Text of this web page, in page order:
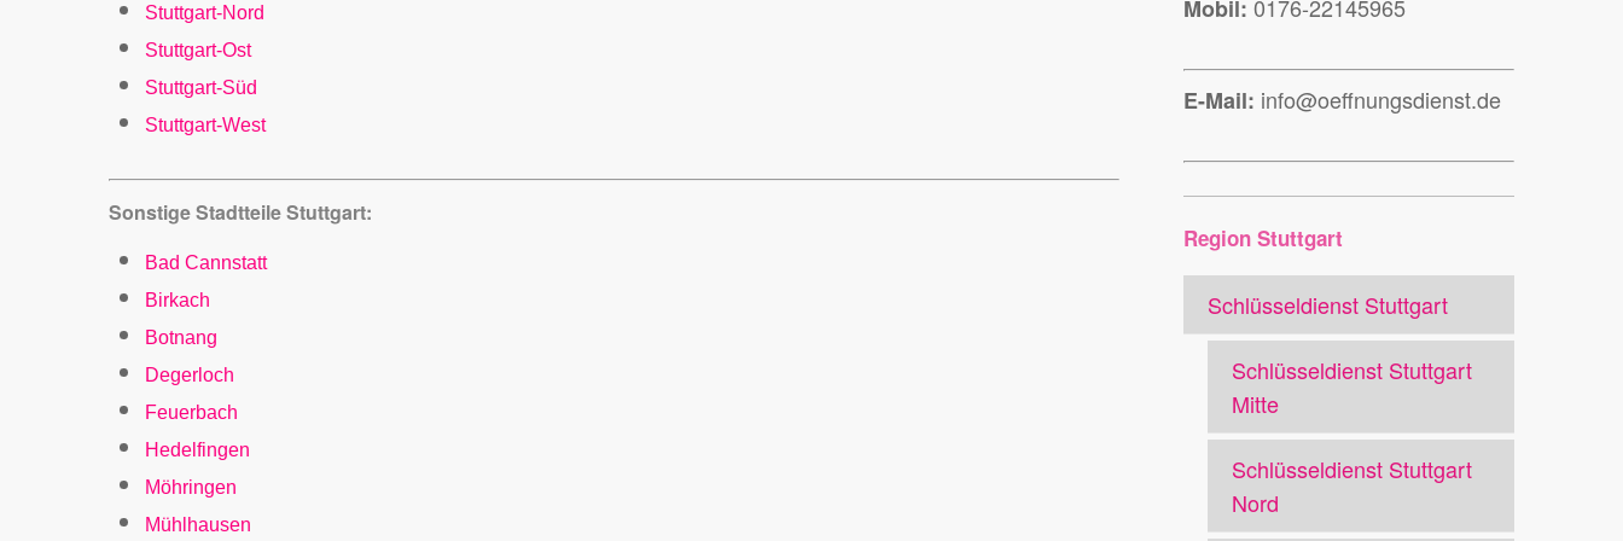
Stuttgart-Nord
Stuttgart-Ost
Stuttgart-Süd
Stuttgart-West
Sonstige Stadtteile Stuttgart:
BadCannstatt
Birkach
Botnang
Degerloch
Feuerbach
Hedelfingen
Möhringen
Mühlhausen
Mobil: 0176-22145965
E-Mail: info@oeffnungsdienst.de
Region Stuttgart
Schlüsseldienst Stuttgart
Schlüsseldienst Stuttgart
Mitte
Schlüsseldienst Stuttgart
Nord